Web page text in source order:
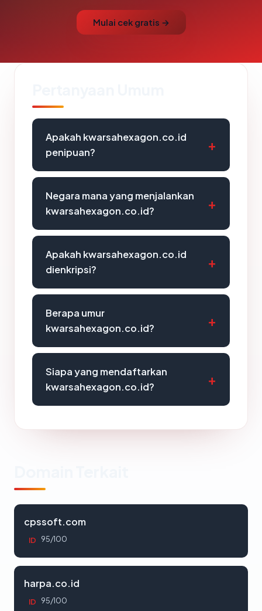
Mulai cek gratis →
Apakah kwarsahexagon.co.id
penipuan?
Negara mana yang menjalankan
kwarsahexagon.co.id?
Apakah kwarsahexagon.co.id
dienkripsi?
Berapa umur
kwarsahexagon.co.id?
Siapa yang mendaftarkan
kwarsahexagon.co.id?
cpssoft.com
ID 95/100
harpa.co.id
ID 95/100